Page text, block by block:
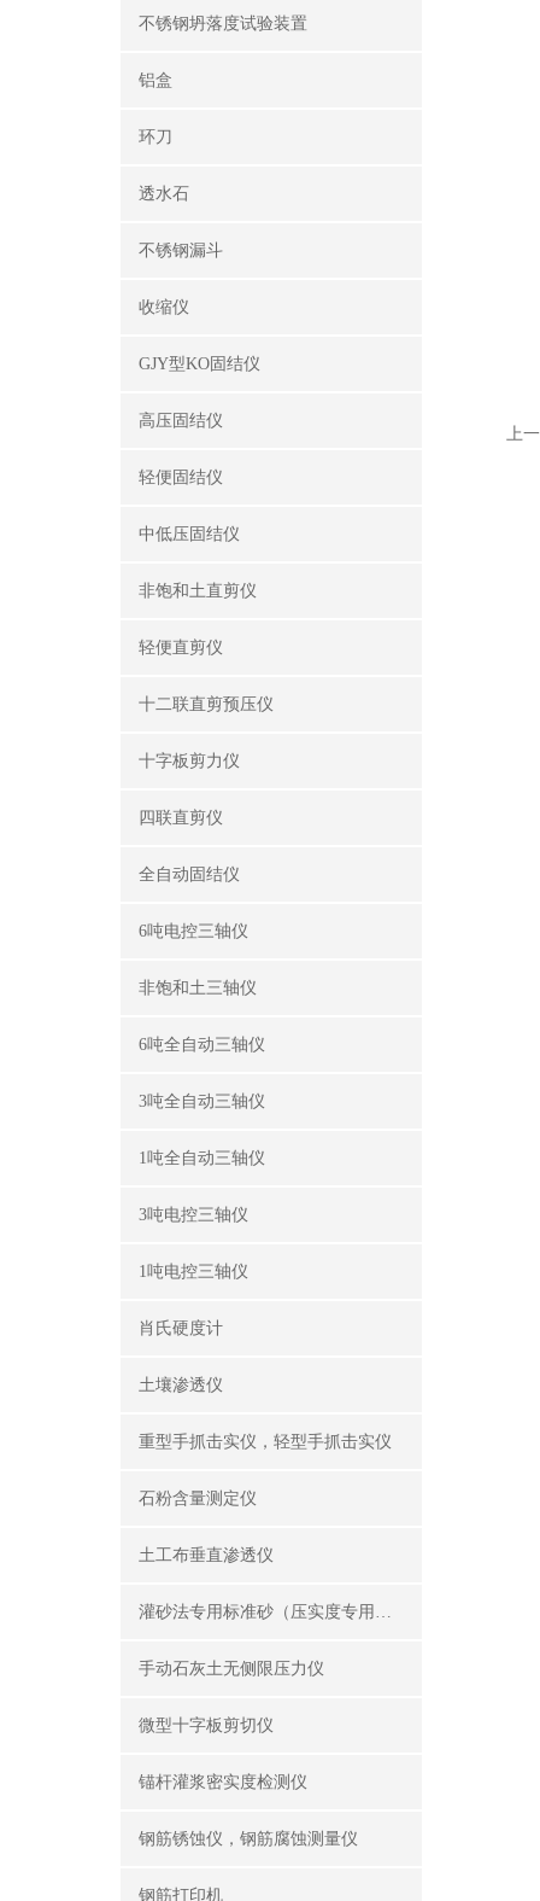
不锈钢坍落度试验装置
铝盒
环刀
透水石
不锈钢漏斗
收缩仪
GJY型KO固结仪
高压固结仪
轻便固结仪
中低压固结仪
非饱和土直剪仪
轻便直剪仪
十二联直剪预压仪
十字板剪力仪
四联直剪仪
全自动固结仪
6吨电控三轴仪
非饱和土三轴仪
6吨全自动三轴仪
3吨全自动三轴仪
1吨全自动三轴仪
3吨电控三轴仪
1吨电控三轴仪
肖氏硬度计
土壤渗透仪
重型手抓击实仪，轻型手抓击实仪
石粉含量测定仪
土工布垂直渗透仪
灌砂法专用标准砂（压实度专用砂）
手动石灰土无侧限压力仪
微型十字板剪切仪
锚杆灌浆密实度检测仪
钢筋锈蚀仪，钢筋腐蚀测量仪
钢筋打印机
上